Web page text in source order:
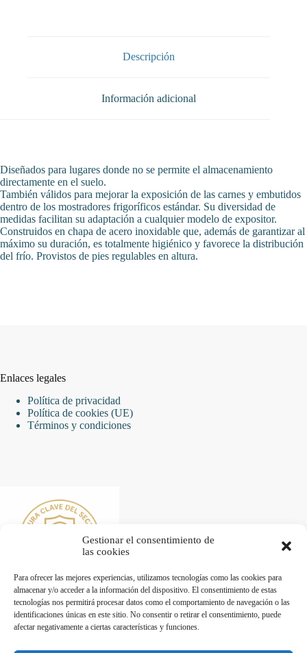
Gestionar el consentimiento de
las cookies
Para ofrecer las mejores experiencias, utilizamos tecnologías como las cookies para
almacenar y/o acceder a la información del dispositivo. El consentimiento de estas
tecnologías nos permitirá procesar datos como el comportamiento de navegación o las
identificaciones únicas en este sitio. No consentir o retirar el consentimiento, puede
afectar negativamente a ciertas características y funciones.
Descripción
Información adicional
Diseñados para lugares donde no se permite el almacenamiento
directamente en el suelo.
También válidos para mejorar la exposición de las carnes y embutidos
dentro de los mostradores frigoríficos estándar. Su diversidad de
medidas facilitan su adaptación a cualquier modelo de expositor.
Construidos en chapa de acero inoxidable que, además de garantizar al
máximo su duración, es totalmente higiénico y favorece la distribución
del frío. Provistos de pies regulables en altura.
Enlaces legales
Política de privacidad
Política de cookies (UE)
Términos y condiciones